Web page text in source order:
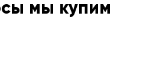
мы купим